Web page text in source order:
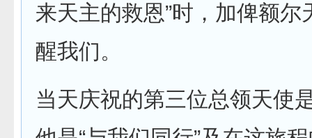
来天主的救恩”时，加俾额尔
醒我们。
当天庆祝的第三位总领天使